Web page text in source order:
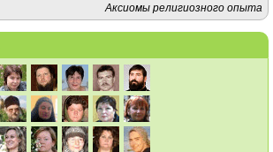
Аксиомы религиозного опыта